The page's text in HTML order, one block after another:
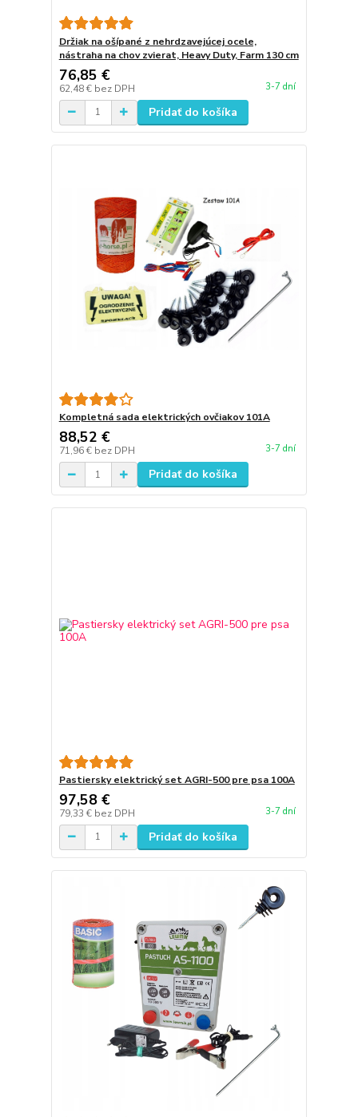
Držiak na ošípané z nehrdzavejúcej ocele,
nástraha na chov zvierat, Heavy Duty, Farm 130 cm
76,85 €
62,48 € bez DPH 3-7 dní
Pridať do košíka
Kompletná sada elektrických ovčiakov 101A
88,52 €
71,96 € bez DPH 3-7 dní
Pridať do košíka
Pastiersky elektrický set AGRI-500 pre psa 100A
97,58 €
79,33 € bez DPH 3-7 dní
Pridať do košíka